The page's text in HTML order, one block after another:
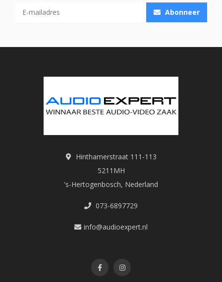
Abonneer
Hinthamerstraat 111-113
5211MH
's-Hertogenbosch, Nederland
073-6897729
info@audioexpert.nl